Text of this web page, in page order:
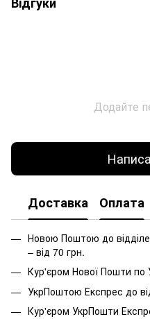
Додайте
Доставка Оплата
Новою Поштою до
– від 70 грн.
Кур'єром Нової Пошти по
УкрПоштою Експрес до
Кур'єром УкрПошти